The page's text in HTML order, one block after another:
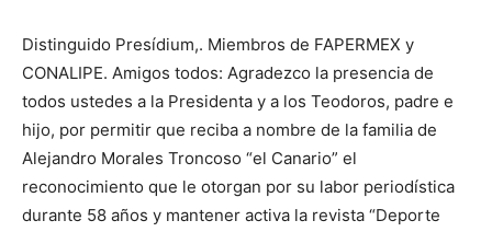
Distinguido Presídium,. Miembros de FAPERMEX y
CONALIPE. Amigos todos: Agradezco la presencia de
todos ustedes a la Presidenta y a los Teodoros, padre e
hijo, por permitir que reciba a nombre de la familia de
Alejandro Morales Troncoso “el Canario” el
reconocimiento que le otorgan por su labor periodística
durante 58 años y mantener activa la revista “Deporte